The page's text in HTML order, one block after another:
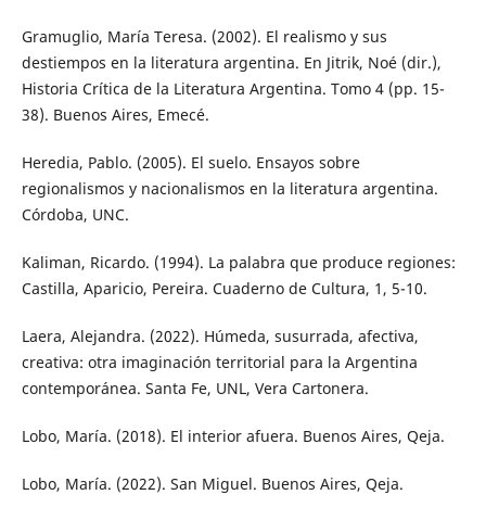
Gramuglio, María Teresa. (2002). El realismo y sus
destiempos en la literatura argentina. En Jitrik, Noé (dir.),
Historia Crítica de la Literatura Argentina. Tomo 4 (pp. 15-
38). Buenos Aires, Emecé.
Heredia, Pablo. (2005). El suelo. Ensayos sobre
regionalismos y nacionalismos en la literatura argentina.
Córdoba, UNC.
Kaliman, Ricardo. (1994). La palabra que produce regiones:
Castilla, Aparicio, Pereira. Cuaderno de Cultura, 1, 5-10.
Laera, Alejandra. (2022). Húmeda, susurrada, afectiva,
creativa: otra imaginación territorial para la Argentina
contemporánea. Santa Fe, UNL, Vera Cartonera.
Lobo, María. (2018). El interior afuera. Buenos Aires, Qeja.
Lobo, María. (2022). San Miguel. Buenos Aires, Qeja.